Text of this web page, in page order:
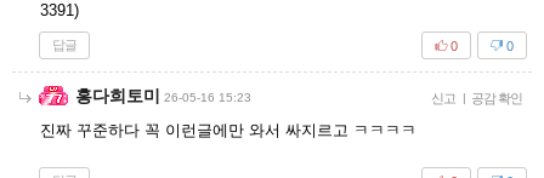
3391)
답글 0
0
홍다희토미 26-05-16 15:23 신고 | 공감 확인
진짜 꾸준하다 꼭 이런글에만 와서 싸지르고 ㅋㅋㅋㅋ